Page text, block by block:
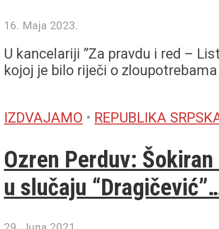
16. Maja 2023.
U kancelariji ”Za pravdu i red –
kojoj je bilo riječi o zloupotrebama
IZDVAJAMO • REPUBLIKA
Ozren Perduv:
u slučaju